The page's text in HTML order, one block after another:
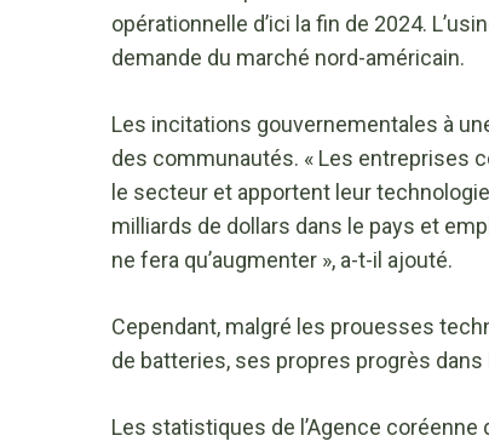
opérationnelle d’ici la fin de 2024.
demande du marché nord-américain.
Les incitations gouvernementales à
des communautés. « Les entreprises
le secteur et apportent leur
milliards de dollars dans le pays et
ne fera qu’augmenter », a-t-il ajouté.
Cependant, malgré les prouesses
de batteries, ses propres progrès
Les statistiques de l’Agence